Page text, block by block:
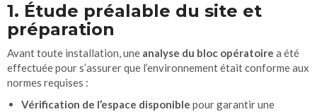
1. Étude préalable du site et
préparation
Avant toute installation, une analyse du bloc opératoire a été
effectuée pour s’assurer que l’environnement était conforme aux
normes requises :
Vérification de l’espace disponible pour garantir une